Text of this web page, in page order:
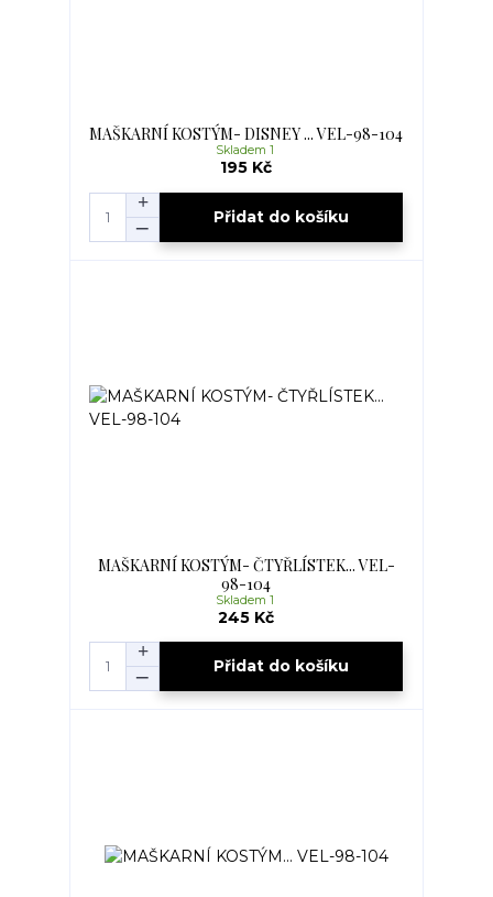
MAŠKARNÍ KOSTÝM- DISNEY ... VEL-98-104
195 Kč
Skladem 1
Přidat do košíku
MAŠKARNÍ KOSTÝM- ČTYŘLÍSTEK... VEL-
98-104
245 Kč
Skladem 1
Přidat do košíku